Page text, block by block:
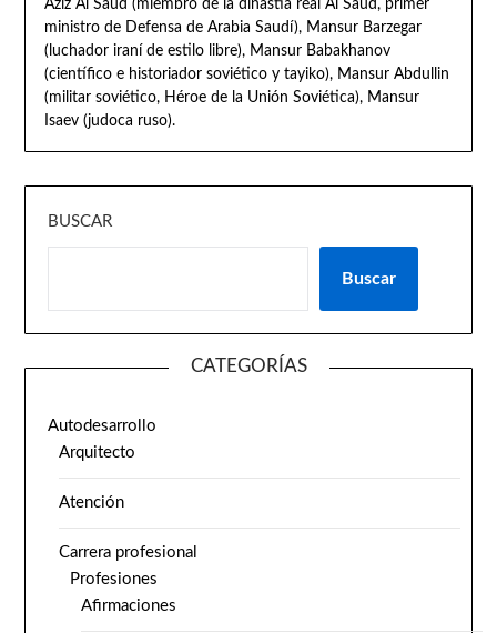
Aziz Al Saud (miembro de la dinastía real Al Saud, primer
ministro de Defensa de Arabia Saudí), Mansur Barzegar
(luchador iraní de estilo libre), Mansur Babakhanov
(científico e historiador soviético y tayiko), Mansur Abdullin
(militar soviético, Héroe de la Unión Soviética), Mansur
Isaev (judoca ruso).
BUSCAR
Buscar
CATEGORÍAS
Autodesarrollo
Arquitecto
Atención
Carrera profesional
Profesiones
Afirmaciones